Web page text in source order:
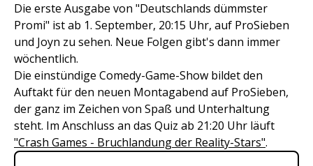
Die erste Ausgabe von "Deutschlands dümmster
Promi" ist ab 1. September, 20:15 Uhr, auf ProSieben
und Joyn zu sehen. Neue Folgen gibt's dann immer
wöchentlich.
Die einstündige Comedy-Game-Show bildet den
Auftakt für den neuen Montagabend auf ProSieben,
der ganz im Zeichen von Spaß und Unterhaltung
steht. Im Anschluss an das Quiz ab 21:20 Uhr läuft
"Crash Games - Bruchlandung der Reality-Stars".